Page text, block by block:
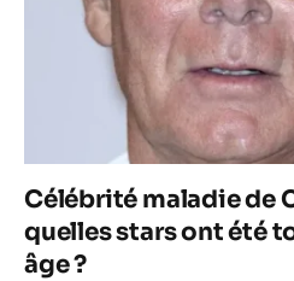
Célébrité maladie de
quelles stars ont été
âge ?